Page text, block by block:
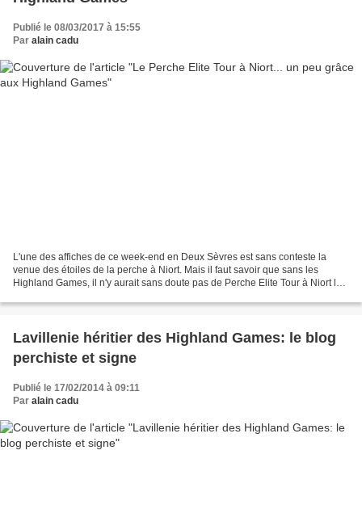
Publié le 08/03/2017 à 15:55
Par alain cadu
L'une des affiches de ce week-end en Deux Sèvres est sans conteste la
venue des étoiles de la perche à Niort. Mais il faut savoir que sans les
Highland Games, il n'y aurait sans doute pas de Perche Elite Tour à Niort les
Lavillenie héritier des Highland Games: le blog
perchiste et signe
Publié le 17/02/2014 à 09:11
Par alain cadu